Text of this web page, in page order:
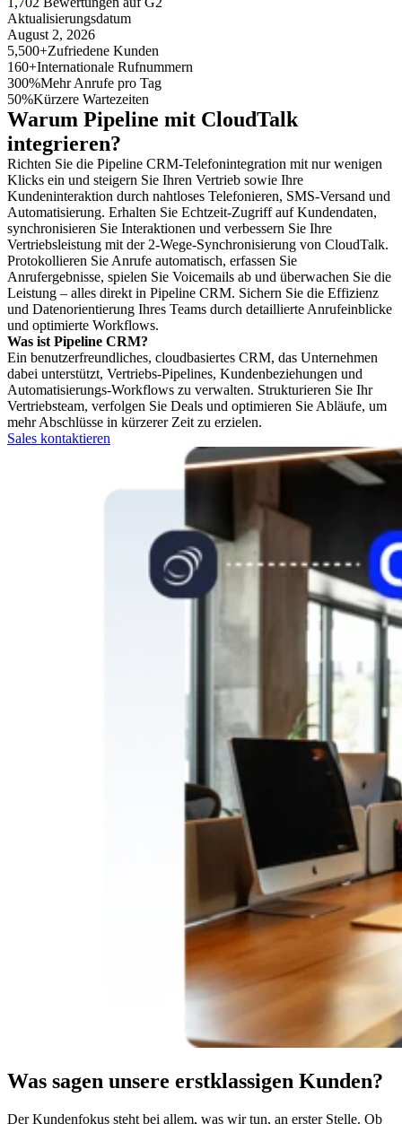
Aktualisierungsdatum
August 2, 2026
5,500+Zufriedene Kunden
160+Internationale Rufnummern
300%Mehr Anrufe pro Tag
50%Kürzere Wartezeiten
Warum Pipeline mit CloudTalk
integrieren?
Richten Sie die Pipeline CRM-Telefonintegration mit nur wenigen
Klicks ein und steigern Sie Ihren Vertrieb sowie Ihre
Kundeninteraktion durch nahtloses Telefonieren, SMS-Versand und
Automatisierung. Erhalten Sie Echtzeit-Zugriff auf Kundendaten,
synchronisieren Sie Interaktionen und verbessern Sie Ihre
Vertriebsleistung mit der 2-Wege-Synchronisierung von CloudTalk.
Protokollieren Sie Anrufe automatisch, erfassen Sie
Anrufergebnisse, spielen Sie Voicemails ab und überwachen Sie die
Leistung – alles direkt in Pipeline CRM. Sichern Sie die Effizienz
und Datenorientierung Ihres Teams durch detaillierte Anrufeinblicke
und optimierte Workflows.
Was ist Pipeline CRM?
Ein benutzerfreundliches, cloudbasiertes CRM, das Unternehmen
dabei unterstützt, Vertriebs-Pipelines, Kundenbeziehungen und
Automatisierungs-Workflows zu verwalten. Strukturieren Sie Ihr
Vertriebsteam, verfolgen Sie Deals und optimieren Sie Abläufe, um
mehr Abschlüsse in kürzerer Zeit zu erzielen.
Sales kontaktieren
Was sagen unsere erstklassigen Kunden?
Der Kundenfokus steht bei allem, was wir tun, an erster Stelle. Ob